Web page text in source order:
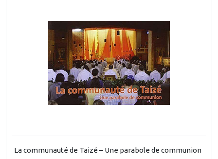
La communauté de Taizé – Une parabole de communion